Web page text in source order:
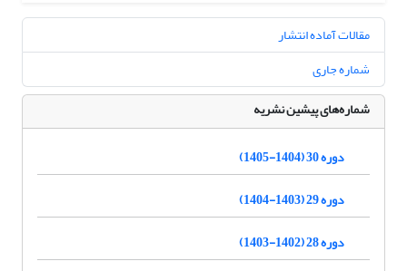
مقالات آماده انتشار
شماره جاری
شماره‌های پیشین نشریه
دوره 30 (1404-1405)
دوره 29 (1403-1404)
دوره 28 (1402-1403)